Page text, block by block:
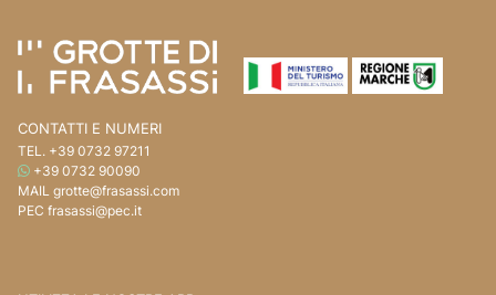
CONTATTI E NUMERI
TEL. +39 0732 97211
WHATSAPP
+39 0732 90090
MAIL grotte@frasassi.com
PEC frasassi@pec.it